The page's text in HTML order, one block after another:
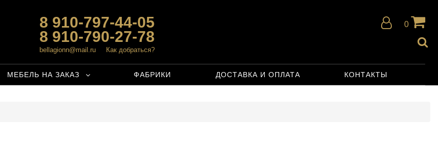
8 910-797-44-05
8 910-790-27-78
bellagionn@mail.ru Как добраться?
0
МЕБЕЛЬ НА ЗАКАЗ ФАБРИКИ ДОСТАВКА И ОПЛАТА КОНТАКТЫ